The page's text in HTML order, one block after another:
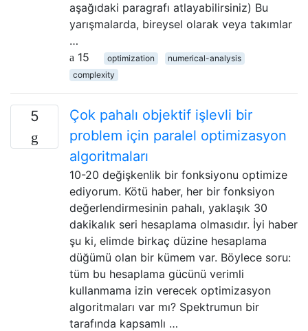
aşağıdaki paragrafı atlayabilirsiniz) Bu
yarışmalarda, bireysel olarak veya takımlar
…
15
optimization
numerical-analysis
complexity
5
Çok pahalı objektif işlevli bir
problem için paralel optimizasyon
algoritmaları
10-20 değişkenlik bir fonksiyonu optimize
ediyorum. Kötü haber, her bir fonksiyon
değerlendirmesinin pahalı, yaklaşık 30
dakikalık seri hesaplama olmasıdır. İyi haber
şu ki, elimde birkaç düzine hesaplama
düğümü olan bir kümem var. Böylece soru:
tüm bu hesaplama gücünü verimli
kullanmama izin verecek optimizasyon
algoritmaları var mı? Spektrumun bir
tarafında kapsamlı …